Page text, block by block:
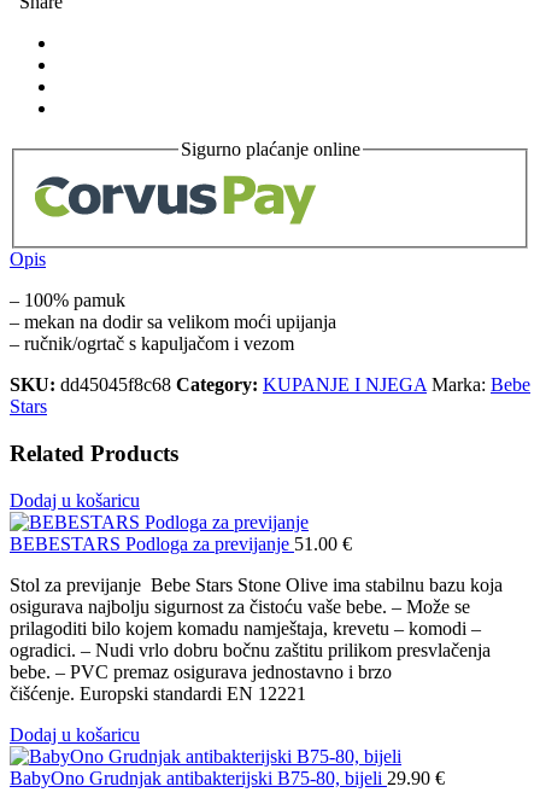
Sigurno plaćanje online
Opis
– 100% pamuk
– mekan na dodir sa velikom moći upijanja
– ručnik/ogrtač s kapuljačom i vezom
SKU: dd45045f8c68 Category: KUPANJE I NJEGA Marka: Bebe
Stars
Related Products
Dodaj u košaricu
BEBESTARS Podloga za previjanje 51.00 €
Stol za previjanje Bebe Stars Stone Olive ima stabilnu bazu koja
osigurava najbolju sigurnost za čistoću vaše bebe. – Može se
prilagoditi bilo kojem komadu namještaja, krevetu – komodi –
ogradici. – Nudi vrlo dobru bočnu zaštitu prilikom presvlačenja
bebe. – PVC premaz osigurava jednostavno i brzo
čišćenje. Europski standardi EN 12221
Dodaj u košaricu
BabyOno Grudnjak antibakterijski B75-80, bijeli 29.90 €